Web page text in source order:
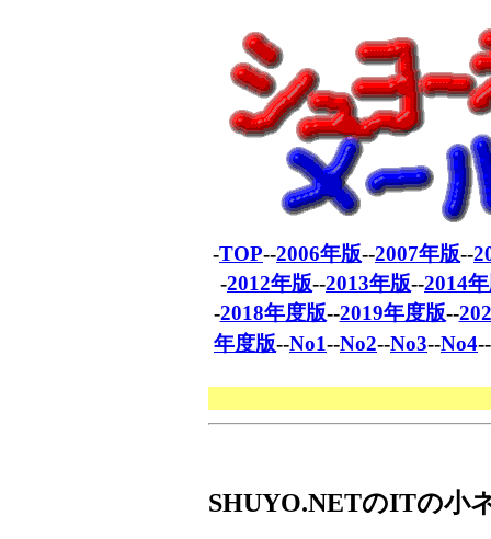
-TOP--2006年版--2007年版--
-2012年版--2013年版--2014
-2018年度版--2019年度版--
年度版--No1--No2--No3--No4
SHUYO.NETのITの小